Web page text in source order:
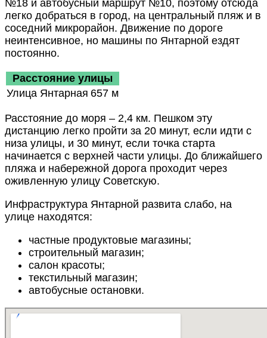
№18 и автобусный маршрут №10, поэтому отсюда
легко добраться в город, на центральный пляж и в
соседний микрорайон. Движение по дороге
неинтенсивное, но машины по Янтарной ездят
постоянно.
Расстояние улицы
Улица Янтарная 657 м
Расстояние до моря – 2,4 км. Пешком эту
дистанцию легко пройти за 20 минут, если идти с
низа улицы, и 30 минут, если точка старта
начинается с верхней части улицы. До ближайшего
пляжа и набережной дорога проходит через
оживленную улицу Советскую.
Инфраструктура Янтарной развита слабо, на
улице находятся:
частные продуктовые магазины;
строительный магазин;
салон красоты;
текстильный магазин;
автобусные остановки.